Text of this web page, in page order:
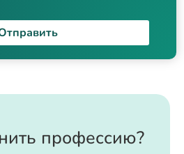
профессию?